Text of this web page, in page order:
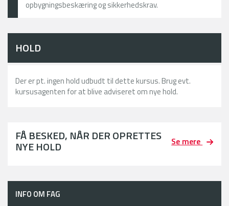
opbygningsbeskæring og sikkerhedskrav.
HOLD
Der er pt. ingen hold udbudt til dette kursus. Brug evt.
kursusagenten for at blive adviseret om nye hold.
FÅ BESKED, NÅR DER OPRETTES
NYE HOLD Se mere
INFO OM FAG